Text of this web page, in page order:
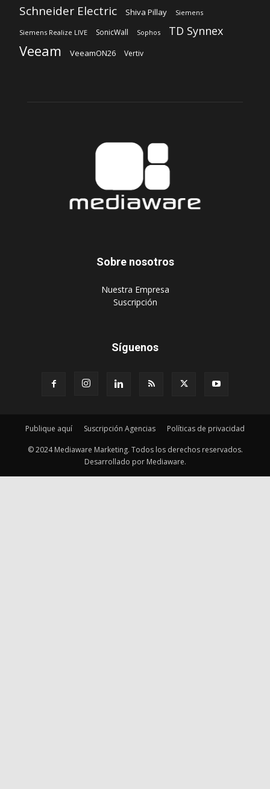
Schneider Electric Shiva Pillay Siemens
Siemens Realize LIVE SonicWall Sophos TD Synnex
Veeam VeeamON26 Vertiv
Sobre nosotros
‎Nuestra Empresa
‎Suscripción
Síguenos
Publique aquí Suscripción Agencias Políticas de privacidad
© 2024 Mediaware Marketing. Todos los derechos reservados.
Desarrollado por Mediaware.